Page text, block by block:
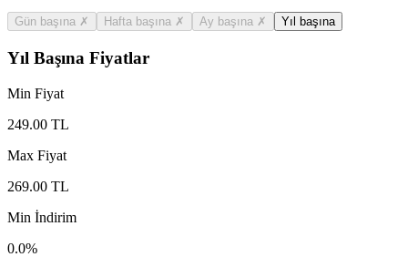
Gün başına ✗ Hafta başına ✗ Ay başına ✗ Yıl başına
Yıl Başına Fiyatlar
Min Fiyat
249.00 TL
Max Fiyat
269.00 TL
Min İndirim
0.0%